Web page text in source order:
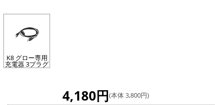
K8 グロー専用
充電器 3プラグ
4,180円(本体 3,800円)